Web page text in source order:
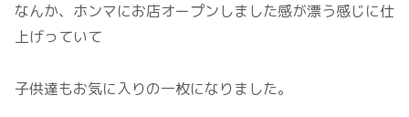
なんか、ホンマにお店オープンしました感が漂う感じに仕
上げっていて
子供達もお気に入りの一枚になりました。